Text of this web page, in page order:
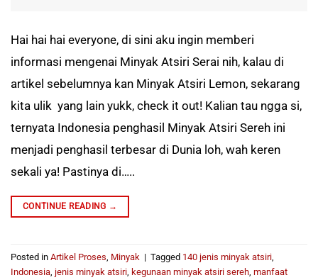
Hai hai hai everyone, di sini aku ingin memberi
informasi mengenai Minyak Atsiri Serai nih, kalau di
artikel sebelumnya kan Minyak Atsiri Lemon, sekarang
kita ulik yang lain yukk, check it out! Kalian tau ngga si,
ternyata Indonesia penghasil Minyak Atsiri Sereh ini
menjadi penghasil terbesar di Dunia loh, wah keren
sekali ya! Pastinya di…..
CONTINUE READING →
Posted in Artikel Proses Minyak | Tagged 140 jenis minyak atsiri
Indonesia jenis minyak atsiri kegunaan minyak atsiri sereh manfaat